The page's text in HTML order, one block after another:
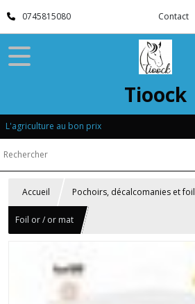
0745815080 Contact
Tioock
L'agriculture au bon prix
Accueil Pochoirs, décalcomanies et foil
Foil or / or mat